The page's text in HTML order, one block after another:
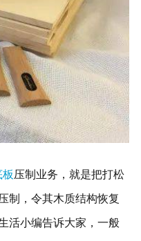
板压制业务，就是把打松
制，令其木质结构恢复
活小编告诉大家， 一般